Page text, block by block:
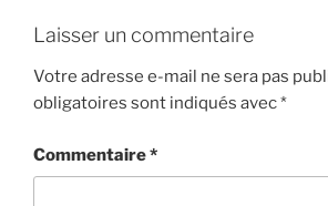
Laisser un commentaire
Votre adresse e-mail ne sera pas
obligatoires sont indiqués avec*
Commentaire*